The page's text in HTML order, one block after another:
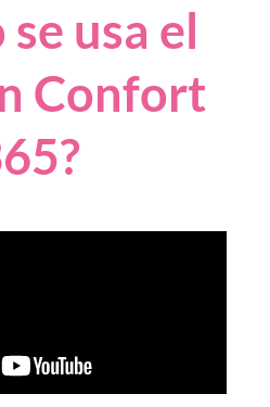
se usa el
Confort